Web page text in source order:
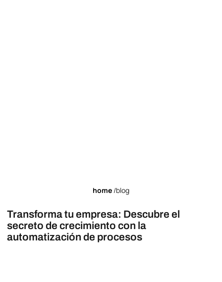
home /blog
Transforma tu empresa: Descubre el
secreto de crecimiento con la
automatización de procesos